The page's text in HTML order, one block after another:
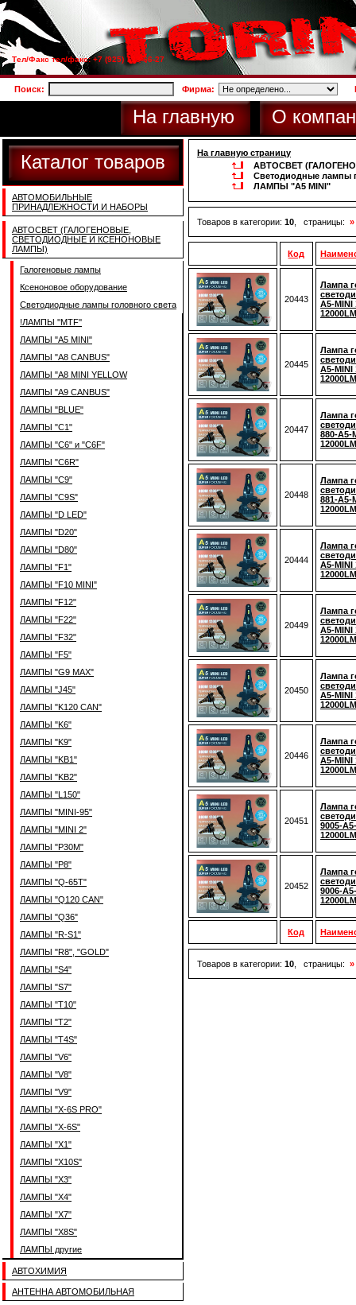
Тел/Факс тел/факс: +7 (925) 733-66-27
Поиск: Фирма:
На главную О
Каталог товаров
АВТОМОБИЛЬНЫЕ
ПРИНАДЛЕЖНОСТИ И НАБОРЫ
АВТОСВЕТ (ГАЛОГЕНОВЫЕ,
СВЕТОДИОДНЫЕ И КСЕНОНОВЫЕ
ЛАМПЫ)
Галогеновые лампы
Ксеноновое оборудование
Светодиодные лампы головного света
!ЛАМПЫ ''MTF''
ЛАМПЫ "A5 MINI"
ЛАМПЫ "A8 CANBUS"
ЛАМПЫ "A8 MINI YELLOW
ЛАМПЫ "A9 CANBUS"
ЛАМПЫ "BLUE"
ЛАМПЫ "C1"
ЛАМПЫ "C6" и "C6F"
ЛАМПЫ "C6R"
ЛАМПЫ "C9"
ЛАМПЫ "C9S"
ЛАМПЫ "D LED"
ЛАМПЫ "D20"
ЛАМПЫ "D80"
ЛАМПЫ "F1"
ЛАМПЫ "F10 MINI"
ЛАМПЫ "F12"
ЛАМПЫ "F22"
ЛАМПЫ "F32"
ЛАМПЫ "F5"
ЛАМПЫ "G9 MAX"
ЛАМПЫ "J45"
ЛАМПЫ "K120 CAN"
ЛАМПЫ "K6"
ЛАМПЫ "K9"
ЛАМПЫ "KB1"
ЛАМПЫ "KB2"
ЛАМПЫ "L150"
ЛАМПЫ "MINI-95"
ЛАМПЫ "MINI 2"
ЛАМПЫ "P30M"
ЛАМПЫ "P8"
ЛАМПЫ "Q-65T"
ЛАМПЫ "Q120 CAN"
ЛАМПЫ "Q36"
ЛАМПЫ "R-S1"
ЛАМПЫ "R8", "GOLD"
ЛАМПЫ "S4"
ЛАМПЫ "S7"
ЛАМПЫ "T10"
ЛАМПЫ "T2"
ЛАМПЫ "T4S"
ЛАМПЫ "V6"
ЛАМПЫ "V8"
ЛАМПЫ "V9"
ЛАМПЫ "X-6S PRO"
ЛАМПЫ "X-6S"
ЛАМПЫ "X1"
ЛАМПЫ "X10S"
ЛАМПЫ "X3"
ЛАМПЫ "X4"
ЛАМПЫ "X7"
ЛАМПЫ "X8S"
ЛАМПЫ другие
АВТОХИМИЯ
АНТЕННА АВТОМОБИЛЬНАЯ
На главную страницу
АВТОСВЕТ
Светодиодные лампы
ЛАМПЫ "A5 MINI"
Товаров в категории: 10 , страницы: »
Код
20443
Лампа
A5-MINI
20445
Лампа
A5-MINI
20447
Лампа
880-A5-
20448
Лампа
881-A5-
20444
Лампа
A5-MINI
20449
Лампа
A5-MINI
20450
Лампа
A5-MINI
20446
Лампа
A5-MINI
20451
Лампа
9005-
20452
Лампа
9006-
Код
Товаров в категории: 10 , страницы: »